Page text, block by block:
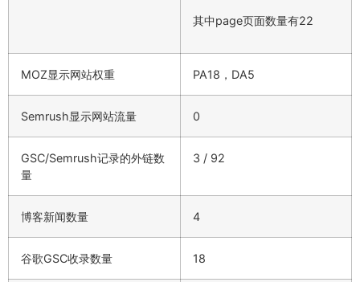
其中page页面数量有22
MOZ显示网站权重 PA18，DA5
Semrush显示网站流量 0
GSC/Semrush记录的外链数
量
3 / 92
博客新闻数量 4
谷歌GSC收录数量 18